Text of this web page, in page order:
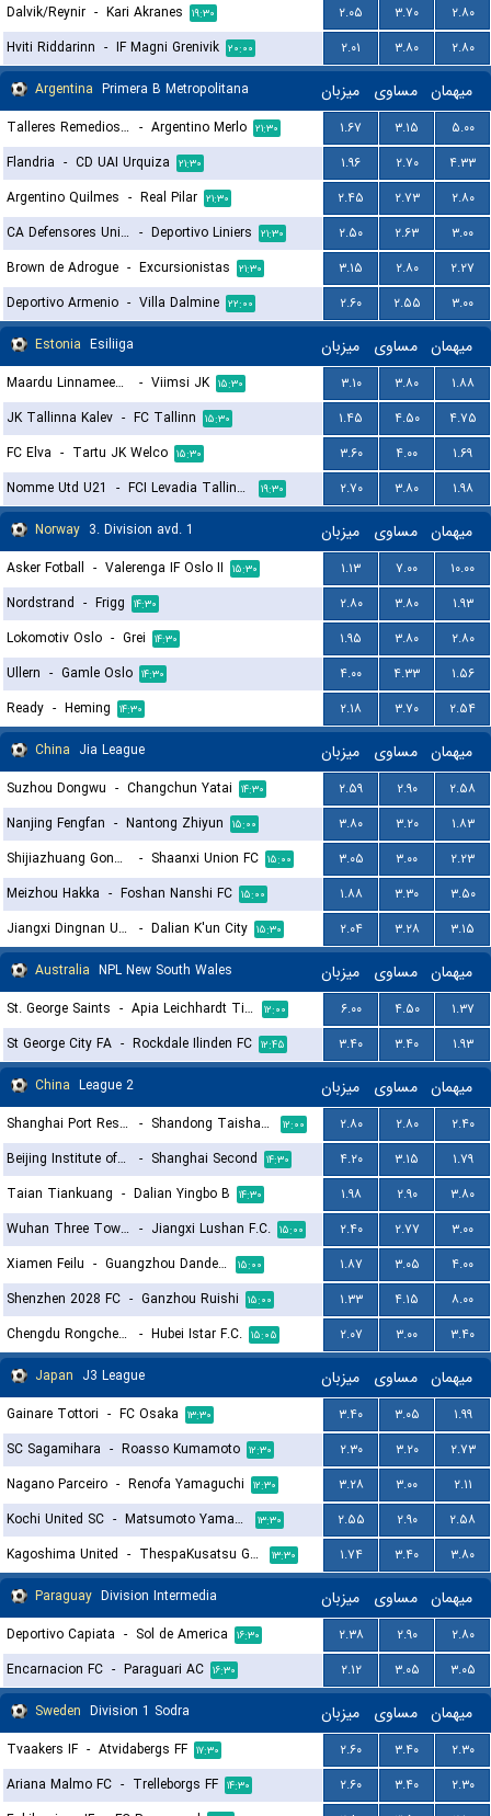
Dalvik/Reynir - Kari Akranes ۱۹:۳۰ ۲.۰۵ ۳.۷۰
۲.۸۰
Hviti Riddarinn - IF Magni Grenivik ۲۰:۰۰ ۲.۰۱ ۳.۸۰
۲.۸۰
Argentina Primera B Metropolitana میزبان مساوی میهمان
Talleres Remedios Escalada - Argentino Merlo ۲۱:۳۰ ۱.۶۷ ۳.۱۵
۵.۰۰
Flandria - CD UAI Urquiza ۲۱:۳۰ ۱.۹۶ ۲.۷۰
۴.۳۳
Argentino Quilmes - Real Pilar ۲۱:۳۰ ۲.۴۵ ۲.۷۳
۲.۸۰
CA Defensores Unidos - Deportivo Liniers ۲۱:۳۰ ۲.۵۰ ۲.۶۳
۳.۰۰
Brown de Adrogue - Excursionistas ۲۱:۳۰ ۳.۱۵ ۲.۸۰
۲.۲۷
Deportivo Armenio - Villa Dalmine ۲۲:۰۰ ۲.۶۰ ۲.۵۵
۳.۰۰
Estonia Esiliiga میزبان مساوی میهمان
Maardu Linnameeskond FC - Viimsi JK ۱۵:۳۰ ۳.۱۰ ۳.۸۰
۱.۸۸
JK Tallinna Kalev - FC Tallinn ۱۵:۳۰ ۱.۴۵ ۴.۵۰
۴.۷۵
FC Elva - Tartu JK Welco ۱۵:۳۰ ۳.۶۰ ۴.۰۰
۱.۶۹
Nomme Utd U21 - FCI Levadia Tallinn II ۱۹:۳۰ ۲.۷۰ ۳.۸۰
۱.۹۸
Norway 3. Division avd. 1 میزبان مساوی میهمان
Asker Fotball - Valerenga IF Oslo II ۱۵:۳۰ ۱.۱۳ ۷.۰۰
۱۰.۰۰
Nordstrand - Frigg ۱۴:۳۰ ۲.۸۰ ۳.۸۰
۱.۹۳
Lokomotiv Oslo - Grei ۱۴:۳۰ ۱.۹۵ ۳.۸۰
۲.۸۰
Ullern - Gamle Oslo ۱۴:۳۰ ۴.۰۰ ۴.۳۳
۱.۵۶
Ready - Heming ۱۴:۳۰ ۲.۱۸ ۳.۷۰
۲.۵۴
China Jia League میزبان مساوی میهمان
Suzhou Dongwu - Changchun Yatai ۱۴:۳۰ ۲.۵۹ ۲.۹۰
۲.۵۸
Nanjing Fengfan - Nantong Zhiyun ۱۵:۰۰ ۳.۸۰ ۳.۲۰
۱.۸۳
Shijiazhuang Gongfu FC
- Shaanxi Union FC ۱۵:۰۰ ۳.۰۵ ۳.۰۰
۲.۲۳
Meizhou Hakka - Foshan Nanshi FC ۱۵:۰۰ ۱.۸۸ ۳.۳۰
۳.۵۰
Jiangxi Dingnan United F.C
- Dalian K'un City ۱۵:۳۰ ۲.۰۴ ۳.۲۸
۳.۱۵
Australia NPL New South Wales میزبان مساوی میهمان
St. George Saints - Apia Leichhardt Tigers ۱۲:۰۰ ۶.۰۰ ۴.۵۰
۱.۳۷
St George City FA - Rockdale Ilinden FC ۱۲:۴۵ ۳.۴۰ ۳.۴۰
۱.۹۳
China League 2 میزبان مساوی میهمان
Shanghai Port Reserves - Shandong Taishan Reserves ۱۲:۰۰ ۲.۸۰ ۲.۸۰
۲.۴۰
Beijing Institute of Technology FC
- Shanghai Second ۱۴:۳۰ ۴.۲۰ ۳.۱۵
۱.۷۹
Taian Tiankuang - Dalian Yingbo B ۱۴:۳۰ ۱.۹۸ ۲.۹۰
۳.۸۰
Wuhan Three Towns II - Jiangxi Lushan F.C. ۱۵:۰۰ ۲.۴۰ ۲.۷۷
۳.۰۰
Xiamen Feilu - Guangzhou Dandelion Alpha FC ۱۵:۰۰ ۱.۸۷ ۳.۰۵
۴.۰۰
Shenzhen 2028 FC - Ganzhou Ruishi ۱۵:۰۰ ۱.۳۳ ۴.۱۵
۸.۰۰
Chengdu Rongcheng II
- Hubei Istar F.C. ۱۵:۰۵ ۲.۰۷ ۳.۰۰
۳.۴۰
Japan J3 League میزبان مساوی میهمان
Gainare Tottori - FC Osaka ۱۳:۳۰ ۳.۴۰ ۳.۰۵
۱.۹۹
SC Sagamihara - Roasso Kumamoto ۱۲:۳۰ ۲.۳۰ ۳.۲۰
۲.۷۳
Nagano Parceiro - Renofa Yamaguchi ۱۲:۳۰ ۳.۲۸ ۳.۰۰
۲.۱۱
Kochi United SC - Matsumoto Yamaga FC ۱۳:۳۰ ۲.۵۵ ۲.۹۰
۲.۵۸
Kagoshima United - ThespaKusatsu Gunma ۱۳:۳۰ ۱.۷۴ ۳.۴۰
۳.۸۰
Paraguay Division Intermedia میزبان مساوی میهمان
Deportivo Capiata - Sol de America ۱۶:۳۰ ۲.۳۸ ۲.۹۰
۲.۸۰
Encarnacion FC - Paraguari AC ۱۶:۳۰ ۲.۱۲ ۳.۰۵
۳.۰۵
Sweden Division 1 Sodra میزبان مساوی میهمان
Tvaakers IF - Atvidabergs FF ۱۷:۳۰ ۲.۶۰ ۳.۴۰
۲.۳۰
Ariana Malmo FC - Trelleborgs FF ۱۴:۳۰ ۲.۶۰ ۳.۴۰
۲.۳۰